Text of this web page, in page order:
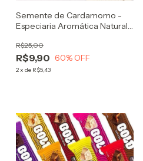
Semente de Cardamomo -
Especiaria Aromática Natural
R$9,90
R$25,00
60% OFF
2x de R$5,43